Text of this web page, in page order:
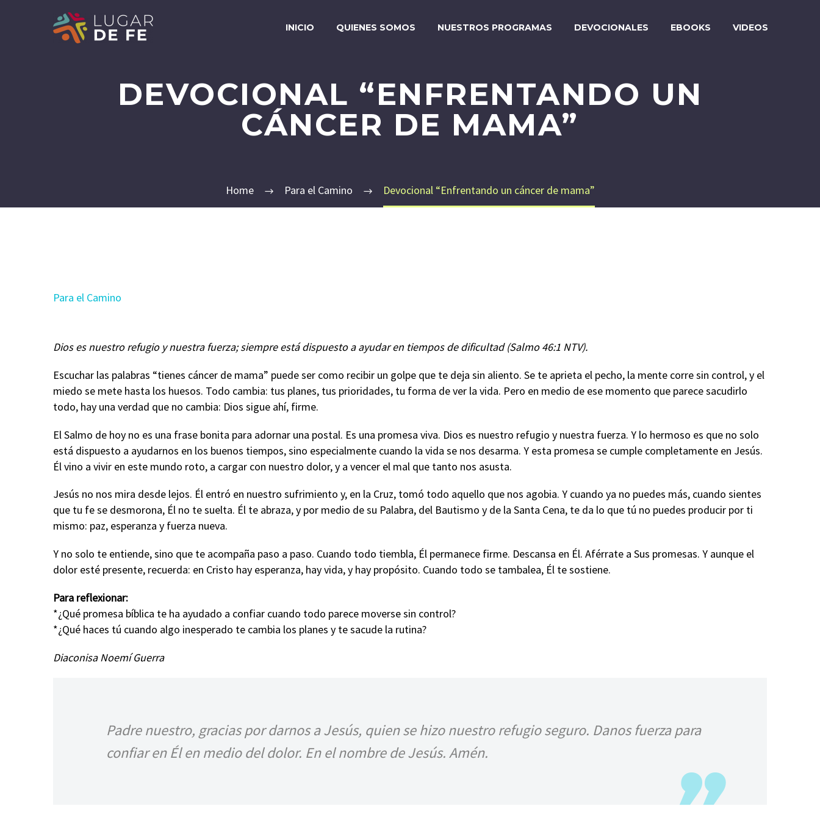
INICIO QUIENES SOMOS NUESTROS PROGRAMAS DEVOCIONALES EBOOKS VIDEOS
DEVOCIONAL “ENFRENTANDO UN
CÁNCER DE MAMA”
Home Para el Camino Devocional “Enfrentando un cáncer de mama”
Para el Camino
Dios es nuestro refugio y nuestra fuerza; siempre está dispuesto a ayudar en tiempos de dificultad (Salmo 46:1 NTV).
Escuchar las palabras “tienes cáncer de mama” puede ser como recibir un golpe que te deja sin aliento. Se te aprieta el pecho, la mente corre sin control, y el
miedo se mete hasta los huesos. Todo cambia: tus planes, tus prioridades, tu forma de ver la vida. Pero en medio de ese momento que parece sacudirlo
todo, hay una verdad que no cambia: Dios sigue ahí, firme.
El Salmo de hoy no es una frase bonita para adornar una postal. Es una promesa viva. Dios es nuestro refugio y nuestra fuerza. Y lo hermoso es que no solo
está dispuesto a ayudarnos en los buenos tiempos, sino especialmente cuando la vida se nos desarma. Y esta promesa se cumple completamente en Jesús.
Él vino a vivir en este mundo roto, a cargar con nuestro dolor, y a vencer el mal que tanto nos asusta.
Jesús no nos mira desde lejos. Él entró en nuestro sufrimiento y, en la Cruz, tomó todo aquello que nos agobia. Y cuando ya no puedes más, cuando sientes
que tu fe se desmorona, Él no te suelta. Él te abraza, y por medio de su Palabra, del Bautismo y de la Santa Cena, te da lo que tú no puedes producir por ti
mismo: paz, esperanza y fuerza nueva.
Y no solo te entiende, sino que te acompaña paso a paso. Cuando todo tiembla, Él permanece firme. Descansa en Él. Aférrate a Sus promesas. Y aunque el
dolor esté presente, recuerda: en Cristo hay esperanza, hay vida, y hay propósito. Cuando todo se tambalea, Él te sostiene.
Para reflexionar:
*¿Qué promesa bíblica te ha ayudado a confiar cuando todo parece moverse sin control?
*¿Qué haces tú cuando algo inesperado te cambia los planes y te sacude la rutina?
Diaconisa Noemí Guerra
Padre nuestro, gracias por darnos a Jesús, quien se hizo nuestro refugio seguro. Danos fuerza para
confiar en Él en medio del dolor. En el nombre de Jesús. Amén.